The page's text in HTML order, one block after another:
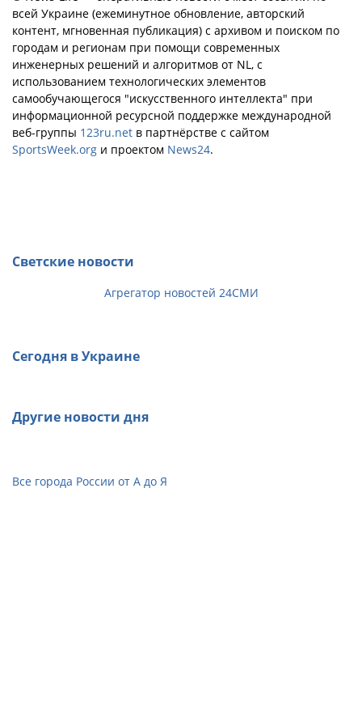
всей Украине (ежеминутное обновление, авторский
контент, мгновенная публикация) с архивом и поиском по
городам и регионам при помощи современных
инженерных решений и алгоритмов от NL, с
использованием технологических элементов
самообучающегося "искусственного интеллекта" при
информационной ресурсной поддержке международной
веб-группы 123ru.net в партнёрстве с сайтом
SportsWeek.org и проектом News24.
Светские новости
Агрегатор новостей 24СМИ
Сегодня в Украине
Другие новости дня
Все города России от А до Я